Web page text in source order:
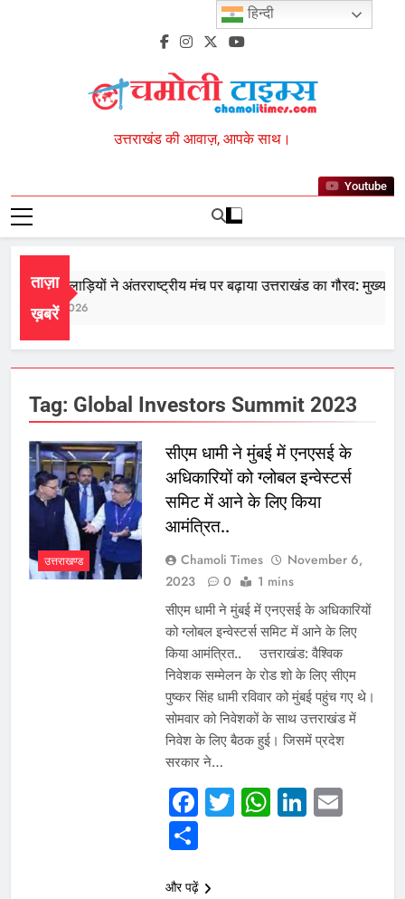
Chamoli Times
उत्तराखंड की आवाज़, आपके साथ।
Youtube
ताज़ा
ख़बरें
राज्य के खिलाड़ियों ने अंतरराष्ट्रीय मंच पर बढ़ाया उत्तराखंड का गौरव: मुख्यमंत्री
August 7, 2026
Tag: Global Investors Summit 2023
उत्तराखण्ड
सीएम धामी ने मुंबई में एनएसई के
अधिकारियों को ग्लोबल इन्वेस्टर्स
समिट में आने के लिए किया
आमंत्रित..
Chamoli Times
November 6,
2023
0 1 mins
सीएम धामी ने मुंबई में एनएसई के अधिकारियों
को ग्लोबल इन्वेस्टर्स समिट में आने के लिए
किया आमंत्रित.. उत्तराखंड: वैश्विक
निवेशक सम्मेलन के रोड शो के लिए सीएम
पुष्कर सिंह धामी रविवार को मुंबई पहुंच गए थे।
सोमवार को निवेशकों के साथ उत्तराखंड में
निवेश के लिए बैठक हुई। जिसमें प्रदेश
सरकार ने…
Facebook
Twitter
Share
और पढ़ें
हिन्दी